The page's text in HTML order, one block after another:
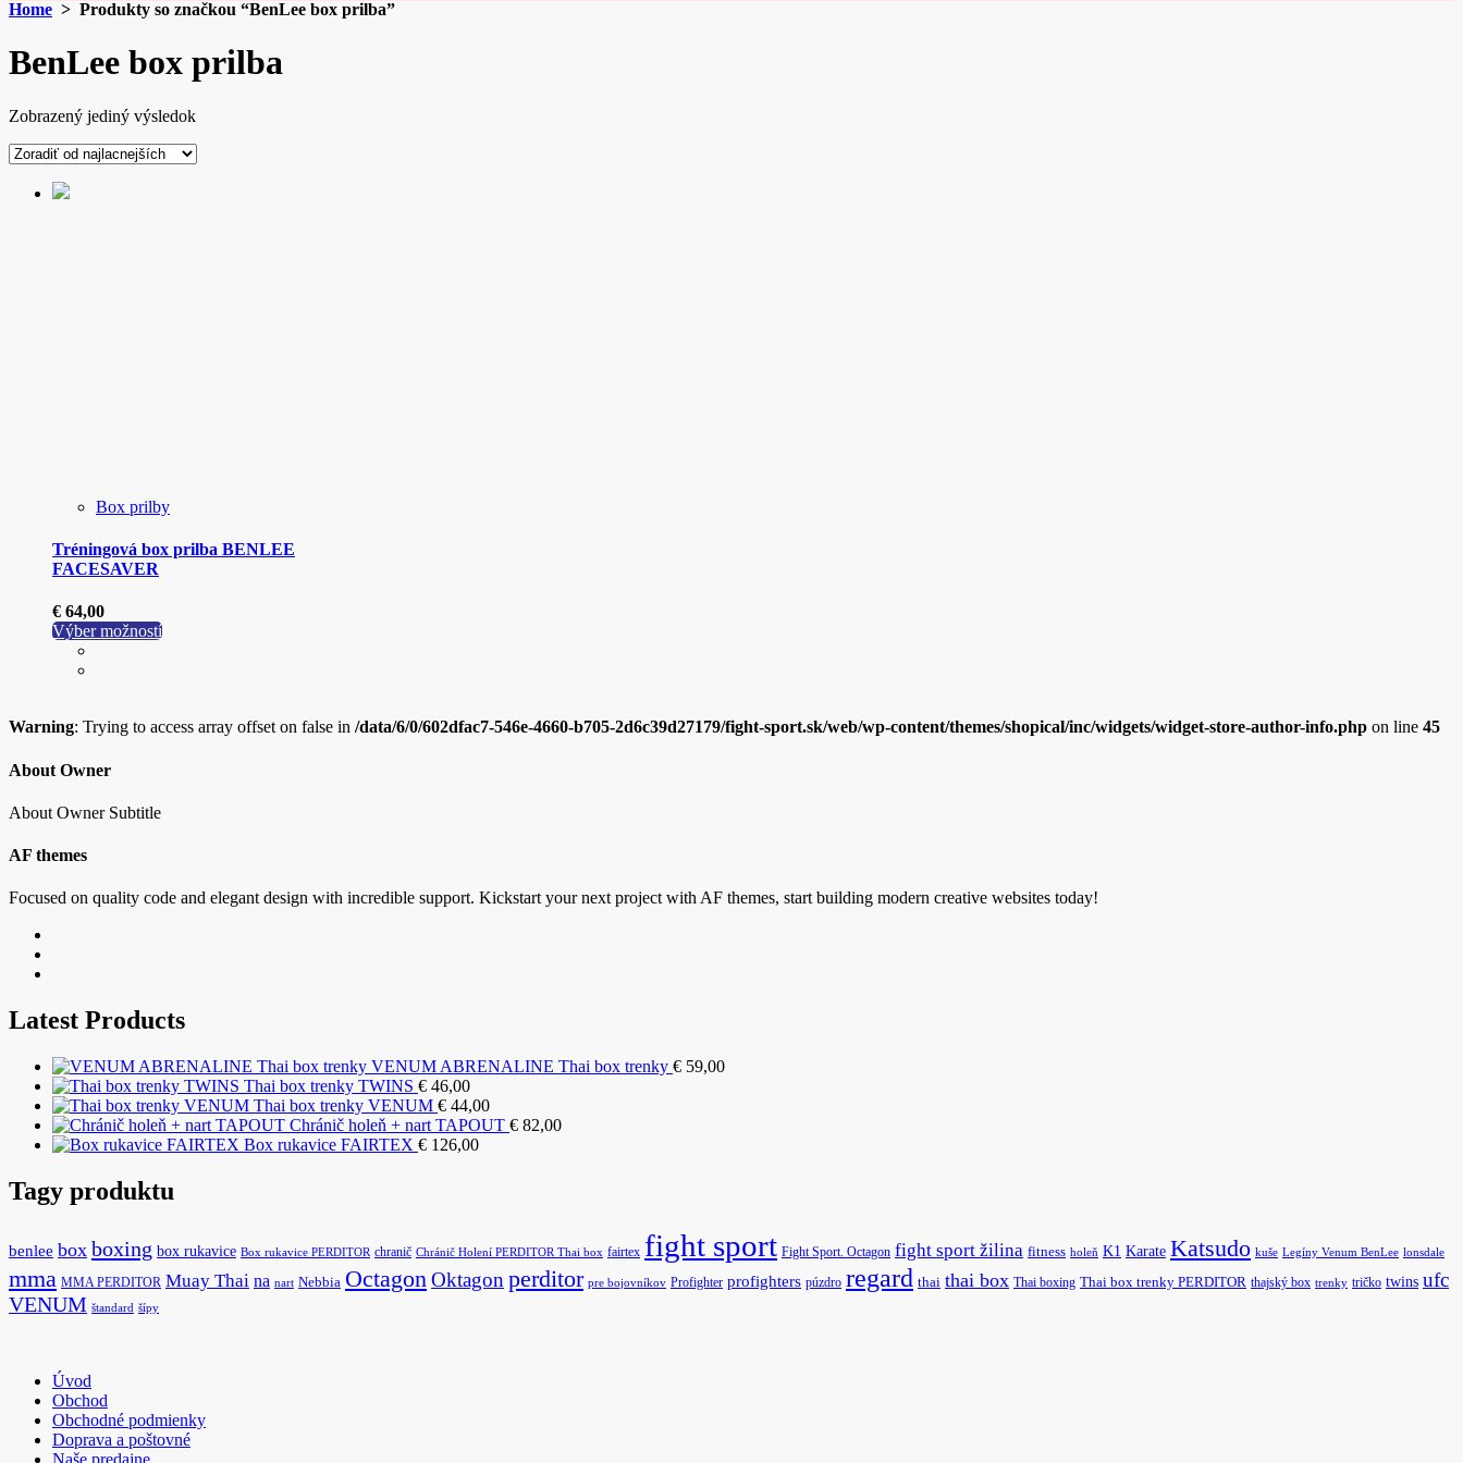
Home > Produkty so značkou “BenLee box prilba”
BenLee box prilba
Zobrazený jediný výsledok
Box prilby
Tréningová box prilba BENLEE
FACESAVER
€ 64,00
Výber možnostíTento
Možnosti
Warning: Trying to access array offset on false in /data/6/0/602dfac7-546e-4660-b705-2d6c39d27179/fight-sport.sk/web/wp-content/themes/shopical/inc/widgets/widget-store-author-info.php on line 45
About Owner
About Owner Subtitle
AF themes
Focused on quality code and elegant design with incredible support. Kickstart your next project with AF themes, start building modern creative websites today!
Latest Products
VENUM ABRENALINE Thai box trenky € 59,00
Thai box trenky TWINS € 46,00
Thai box trenky VENUM € 44,00
Chránič holeň + nart TAPOUT € 82,00
Box rukavice FAIRTEX € 126,00
Tagy produktu
benlee box boxing box rukavice Box rukavice PERDITOR chranič Chránič Holení PERDITOR Thai box fairtex fight sport Fight Sport. Octagon fight sport žilina fitness holeň K1 Karate Katsudo kuše Legíny Venum BenLee lonsdale
mma MMA PERDITOR Muay Thai na nart Nebbia OctagonOktagon perditor pre bojovníkov Profighter profighters púzdro regard thai thai box Thai boxing Thai box trenky PERDITOR thajský box trenky tričko twins ufc
VENUM štandard šípy
Úvod
Obchod
Obchodné podmienky
Doprava a poštovné
Naše predajne